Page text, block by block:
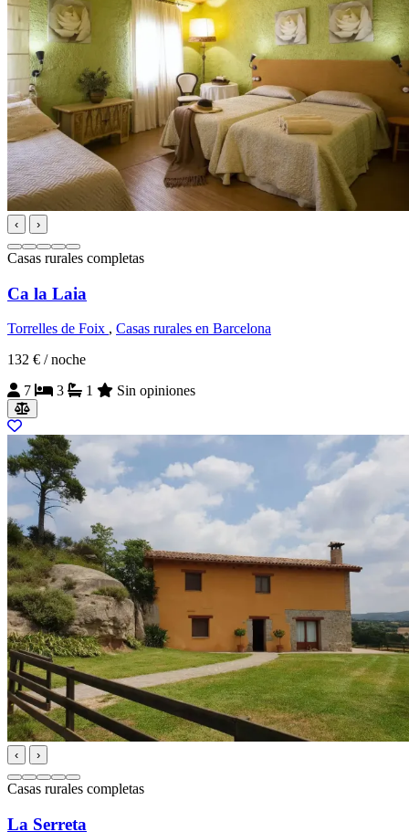
‹ ›
Casas rurales completas
Ca la Laia
Torrelles de Foix , Casas rurales en Barcelona
132 € / noche
7
3 1 Sin opiniones
‹ ›
Casas rurales completas
La Serreta